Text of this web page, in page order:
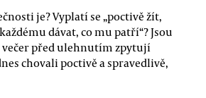
je? Vyplatí se „poctivě žít,
dávat, co mu patří“? Jsou
před ulehnutím zpytují
chovali poctivě a spravedlivě,